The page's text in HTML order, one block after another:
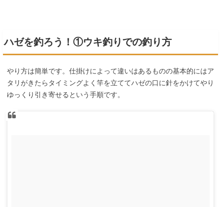
ハゼを釣ろう！①ウキ釣りでの釣り方
やり方は簡単です。仕掛けによって違いはあるものの基本的にはア
タリがきたらタイミングよく竿を立ててハゼの口に針をかけてやり
ゆっくり引き寄せるという手順です。